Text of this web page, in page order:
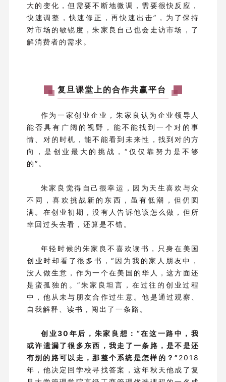
大的变化，但需要不断地微调，需要很快反应，
快速调整，快速修正，再快速出击”，为了保持
对市场的敏锐度，朱家良自己也会走访市场，了
解消费者的需求。
复旦课堂上的合作共赢平台
作为一家创业企业，朱家良认为企业领导人
能否具有广阔的视野，能不能找到一个对的事
情、对的时机，能不能看到未来性，找到对的方
向，是创业最大的挑战，“仅仅靠努力是不够
的”。
朱家良觉得自己很幸运，因为天生喜欢与众
不同，喜欢挑战新的东西，虽有低潮，但仍圆
满。在创业初期，没有人告诉他该怎么做，但所
幸回过头去看，还算是不错。
年轻时候的朱家良不喜欢读书，只身在美国
创业时却看了很多书，“因为我的家人朋友中，
没人做生意，作为一个在美国的华人，这方面还
是蛮孤独的。”朱家良坦言，在过往的创业过程
中，他从未与朋友合作过生意。他是通过观察、
自我解释、读书，闯出了一条路。
创业30年后，朱家良想：“在这一路中，我
或许遗漏了很多东西，我走了一条路，是不是还
有别的路可以走，那整个系统是怎样的？”2018
年，他决定回学校寻找答案，这年秋天他成了复